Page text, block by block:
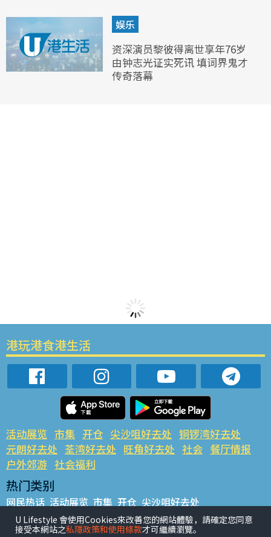
娱乐
资深演员黎彼得离世享年76岁
由钟志光证实死讯 填词界鬼才
传奇落幕
港玩港食港生活
活动展览 市集 开仓 尖沙咀好去处 铜锣湾好去处
元朗好去处 荃湾好去处 旺角好去处 社会 餐厅情报
户外郊游 社会福利
热门类别
网民热话 活动展览 市集 开仓 尖沙咀好去处
铜锣湾好去处 元朗好去处 荃湾好去处 旺角好去处 社会
餐厅情报 户外郊游
U Lifestyle 會使用Cookies來改善您的網站體驗，請確定您同意
接受本網站之私隱政策和使用條款才可繼續瀏覽。